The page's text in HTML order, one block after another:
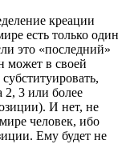
креации
есть только один
это «последний»
может в своей
2, 3 или более
И нет, не
человек, ибо
Ему будет не